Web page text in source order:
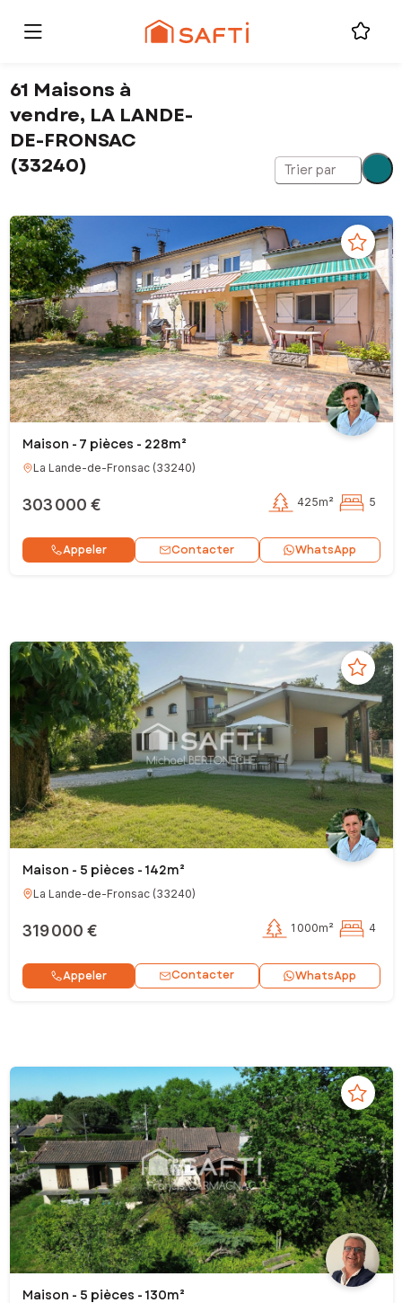
61 Maisons à
vendre, LA LANDE-
DE-FRONSAC
(33240)
Trier par
Maison - 7 pièces - 228m²
La Lande-de-Fronsac(33240)
303 000 € 425m² 5
Appeler Contacter WhatsApp
Maison - 5 pièces - 142m²
La Lande-de-Fronsac(33240)
319 000 € 1 000m² 4
Appeler Contacter WhatsApp
Maison - 5 pièces - 130m²